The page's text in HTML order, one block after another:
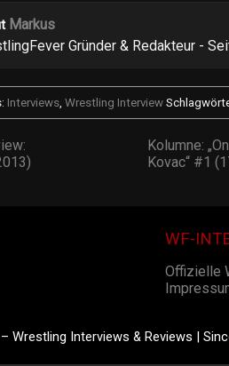
Markus
Gründer & Redakteur -
Interviews, Wrestling Interview
Kolumne:
Kovac“ #1
WF-
Offizielle
Wrestling Interviews & Reviews |